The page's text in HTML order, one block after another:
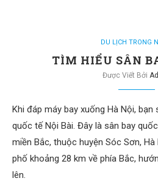
DU LỊCH TRONG
TÌM HIỂU SÂN
Được Viết Bởi
Khi đáp máy bay xuống Hà Nội,
quốc tế Nội Bài. Đây là sân bay
miền Bắc, thuộc huyện Sóc Sơn,
phố khoảng 28 km về phía Bắc,
lên.